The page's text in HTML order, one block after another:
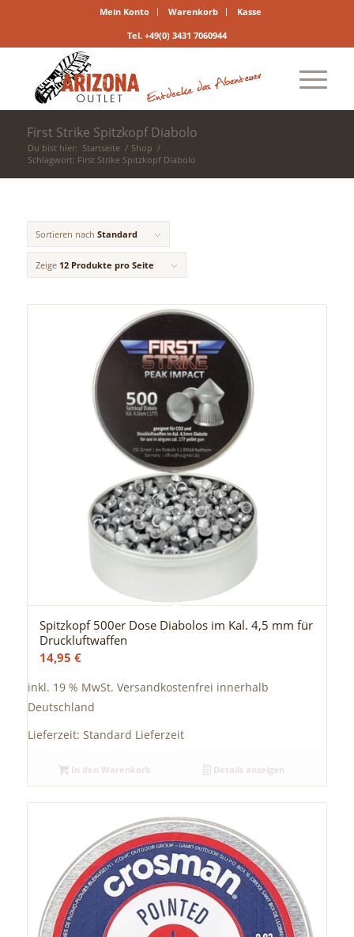
Mein Konto Warenkorb
Kasse
Tel. +49(0) 3431 7060944
First Strike Spitzkopf Diabolo
Du bist hier: Startseite / Shop /
Schlagwort: First Strike Spitzkopf Diabolo
Sortieren nach Standard
Zeige 12 Produkte pro Seite
Spitzkopf 500er Dose Diabolos im Kal. 4,5 mm für
Druckluftwaffen
14,95 €
inkl. 19 % MwSt. Versandkostenfrei innerhalb
Deutschland
Lieferzeit: Standard Lieferzeit
In den Warenkorb Details anzeigen